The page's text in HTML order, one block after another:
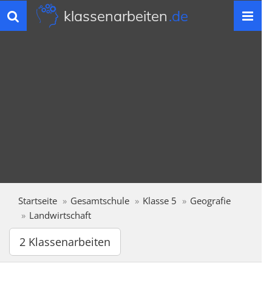
Toggle
navigation
klassenarbeiten.de
Startseite Gesamtschule Klasse 5
Geografie
Landwirtschaft
2 Klassenarbeiten